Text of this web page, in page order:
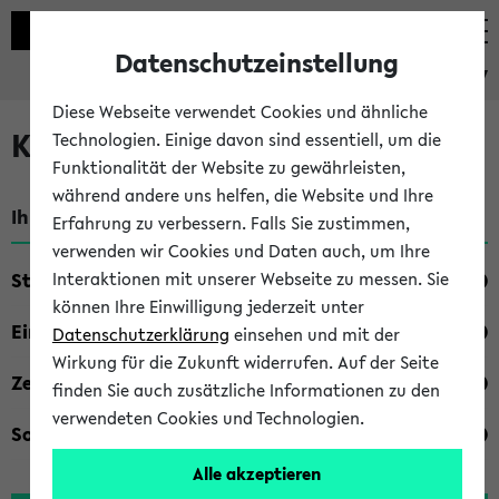
eKVV
Kombisuche im eKVV
Ihre Suchkriterien:
Studienfach
Einrichtung
Zeiten
Sonstiges
Datenschutzeinstellung
Diese Webseite verwendet Cookies und ähnliche
Technologien. Einige davon sind essentiell, um die
Funktionalität der Website zu gewährleisten,
während andere uns helfen, die Website und Ihre
Erfahrung zu verbessern. Falls Sie zustimmen,
verwenden wir Cookies und Daten auch, um Ihre
Interaktionen mit unserer Webseite zu messen. Sie
können Ihre Einwilligung jederzeit unter
Datenschutzerklärung einsehen und mit der
Wirkung für die Zukunft widerrufen. Auf der Seite
finden Sie auch zusätzliche Informationen zu den
verwendeten Cookies und Technologien.
Alle akzeptieren